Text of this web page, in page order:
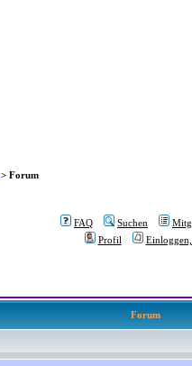
> Forum
FAQ Suchen
Profil
Forum